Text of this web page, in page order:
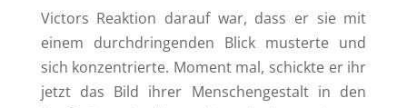
Victors Reaktion darauf war, dass er sie mit
einem durchdringenden Blick musterte und
sich konzentrierte. Moment mal, schickte er ihr
jetzt das Bild ihrer Menschengestalt in den